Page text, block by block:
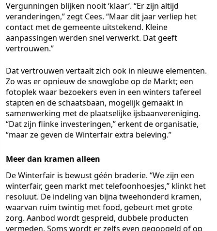
Vergunningen blijken nooit ‘klaar’. “Er zijn altijd
veranderingen,” zegt Cees. “Maar dit jaar verliep het
contact met de gemeente uitstekend. Kleine
aanpassingen werden snel verwerkt. Dat geeft
vertrouwen.”
Dat vertrouwen vertaalt zich ook in nieuwe elementen.
Zo was er opnieuw de snowglobe op de Markt; een
fotoplek waar bezoekers even in een winters tafereel
stapten en de schaatsbaan, mogelijk gemaakt in
samenwerking met de plaatselijke ijsbaanvereniging.
“Dat zijn flinke investeringen,” erkent de organisatie,
“maar ze geven de Winterfair extra beleving.”
Meer dan kramen alleen
De Winterfair is bewust géén braderie. “We zijn een
winterfair, geen markt met telefoonhoesjes,” klinkt het
resoluut. De indeling van bijna tweehonderd kramen,
waarvan ruim twintig met food, gebeurt met grote
zorg. Aanbod wordt gespreid, dubbele producten
vermeden. Soms wordt er zelfs even gegoogeld of op